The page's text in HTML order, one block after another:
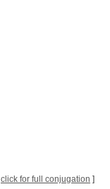
click for full conjugation ]